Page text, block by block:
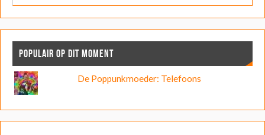
POPULAIR OP DIT MOMENT
De Poppunkmoeder: Telefoons